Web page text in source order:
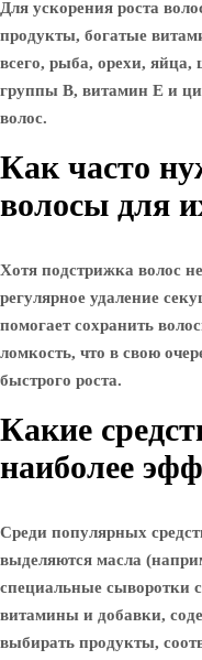
Для ускорения роста
продукты, богатые
всего, рыба, орехи,
группы B, витамин E и
волос.
Как часто
волосы для
Хотя подстрижка волос
регулярное удаление
помогает сохранить
ломкость, что в свою
быстрого роста.
Какие
наиболее
Среди популярных
выделяются масла
специальные сыворотки
витамины и добавки,
выбирать продукты,